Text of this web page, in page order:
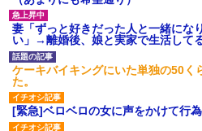
され彼氏が逆切れ。「何クラク
ション鳴らしてんだ！降りてこ
いよ！」と怒鳴りだし...
【衝撃】報酬100万円超の治験
募集がこちらｗｗｗｗｗ(※画像
あり)
【ネット騒然】惨殺されたタ
ワマン頂き女子のこの動画、す
げえええええｗｗｗｗｗｗｗｗ
ｗｗｗ
妻「ずっと好きだった人と一緒にな
い」→離婚後、娘と実家で生活して
ケーキバイキングにいた単独の50く
た。
[緊急]ベロベロの女に声をかけて行